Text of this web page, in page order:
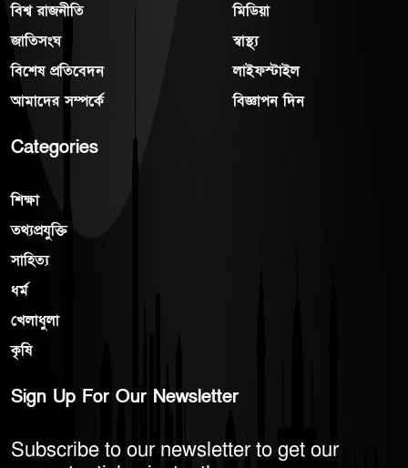
বিশ্ব রাজনীতি
জাতিসংঘ
বিশেষ প্রতিবেদন
আমাদের সম্পর্কে
মিডিয়া
স্বাস্থ্য
লাইফস্টাইল
বিজ্ঞাপন দিন
Categories
শিক্ষা
তথ্যপ্রযুক্তি
সাহিত্য
ধর্ম
খেলাধুলা
কৃষি
Sign Up For Our Newsletter
Subscribe to our newsletter to get our